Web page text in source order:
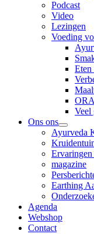
Podcast
Video
Lezingen
Voeding
Eten
Veel
Ons ons
Ayurveda
magazine
Earthing
Agenda
Webshop
Contact